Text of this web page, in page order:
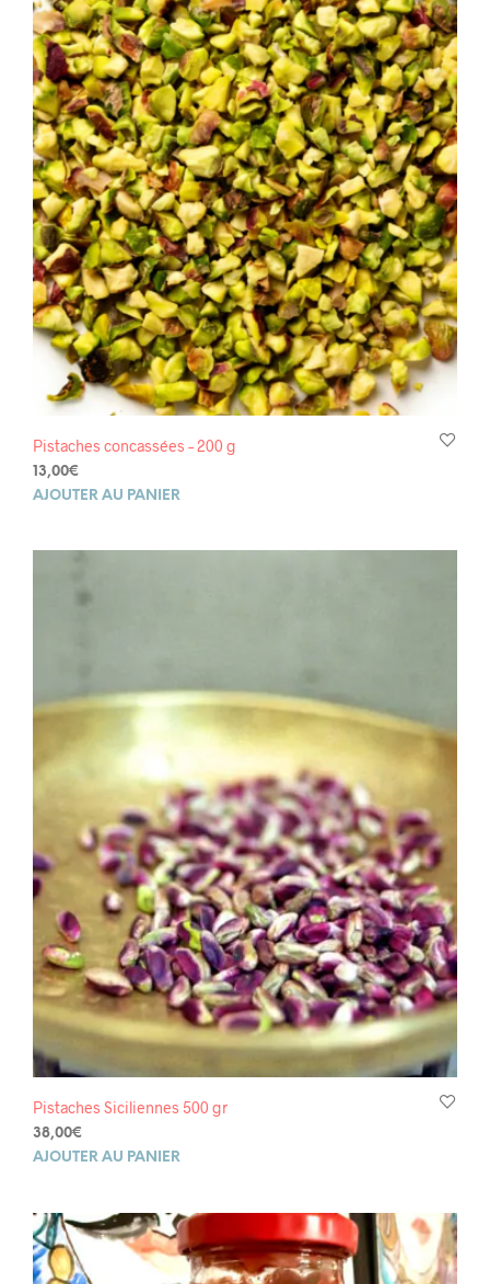
Pistaches concassées – 200 g
13,00€
AJOUTER AU PANIER
Pistaches Siciliennes 500 gr
38,00€
AJOUTER AU PANIER